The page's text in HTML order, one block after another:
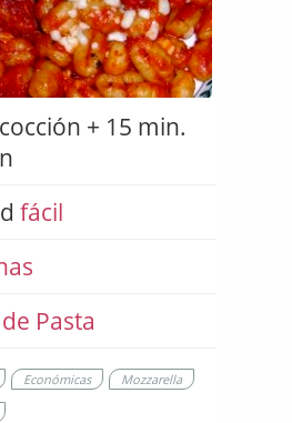
+ 15 min.
fácil
Pasta
Económicas
Mozzarella